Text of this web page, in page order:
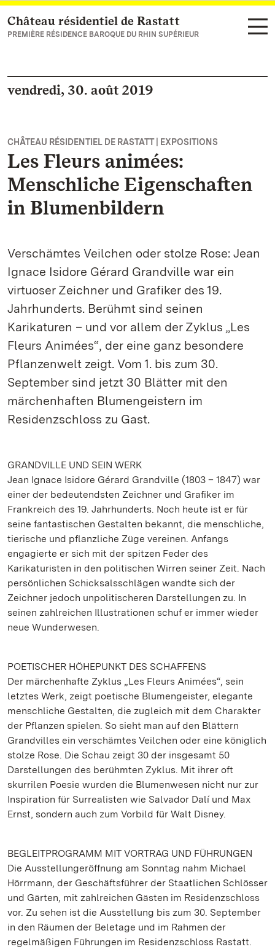
Vers la page d’accueil
Château résidentiel de Rastatt
PREMIÈRE RÉSIDENCE BAROQUE DU RHIN SUPÉRIEUR
vendredi, 30. août 2019
CHÂTEAU RÉSIDENTIEL DE RASTATT | EXPOSITIONS
Les Fleurs animées:
Menschliche Eigenschaften
in Blumenbildern
Verschämtes Veilchen oder stolze Rose: Jean
Ignace Isidore Gérard Grandville war ein
virtuoser Zeichner und Grafiker des 19.
Jahrhunderts. Berühmt sind seinen
Karikaturen – und vor allem der Zyklus „Les
Fleurs Animées“, der eine ganz besondere
Pflanzenwelt zeigt. Vom 1. bis zum 30.
September sind jetzt 30 Blätter mit den
märchenhaften Blumengeistern im
Residenzschloss zu Gast.
GRANDVILLE UND SEIN WERK
Jean Ignace Isidore Gérard Grandville (1803 – 1847) war
einer der bedeutendsten Zeichner und Grafiker im
Frankreich des 19. Jahrhunderts. Noch heute ist er für
seine fantastischen Gestalten bekannt, die menschliche,
tierische und pflanzliche Züge vereinen. Anfangs
engagierte er sich mit der spitzen Feder des
Karikaturisten in den politischen Wirren seiner Zeit. Nach
persönlichen Schicksalsschlägen wandte sich der
Zeichner jedoch unpolitischeren Darstellungen zu. In
seinen zahlreichen Illustrationen schuf er immer wieder
neue Wunderwesen.
POETISCHER HÖHEPUNKT DES SCHAFFENS
Der märchenhafte Zyklus „Les Fleurs Animées“, sein
letztes Werk, zeigt poetische Blumengeister, elegante
menschliche Gestalten, die zugleich mit dem Charakter
der Pflanzen spielen. So sieht man auf den Blättern
Grandvilles ein verschämtes Veilchen oder eine königlich
stolze Rose. Die Schau zeigt 30 der insgesamt 50
Darstellungen des berühmten Zyklus. Mit ihrer oft
skurrilen Poesie wurden die Blumenwesen nicht nur zur
Inspiration für Surrealisten wie Salvador Dalí und Max
Ernst, sondern auch zum Vorbild für Walt Disney.
BEGLEITPROGRAMM MIT VORTRAG UND FÜHRUNGEN
Die Ausstellungeröffnung am Sonntag nahm Michael
Hörrmann, der Geschäftsführer der Staatlichen Schlösser
und Gärten, mit zahlreichen Gästen im Residenzschloss
vor. Zu sehen ist die Ausstellung bis zum 30. September
in den Räumen der Beletage und im Rahmen der
regelmäßigen Führungen im Residenzschloss Rastatt.